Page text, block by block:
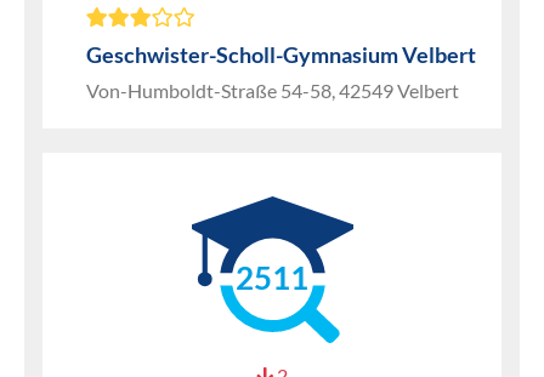
Geschwister-Scholl-Gymnasium Velbert
Von-Humboldt-Straße 54-58, 42549 Velbert
2511